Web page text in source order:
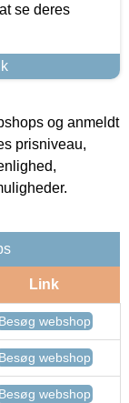
se deres
og anmeldt
prisniveau,
Link
Besøg webshop
Besøg webshop
Besøg webshop